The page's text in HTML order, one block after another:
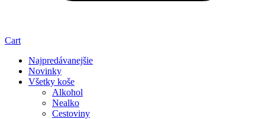
Cart
Najpredávanejšie
Novinky
Všetky koše
Alkohol
Nealko
Cestoviny